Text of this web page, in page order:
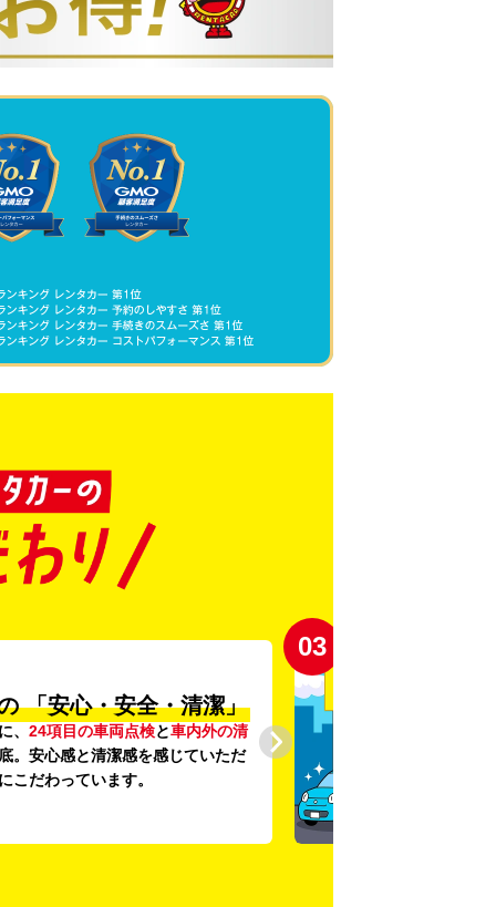
「安心・安全・清潔」
、 24項目の車両点検と車内外の清
。安心感と清潔感を感じていただ
こだわっています。
03